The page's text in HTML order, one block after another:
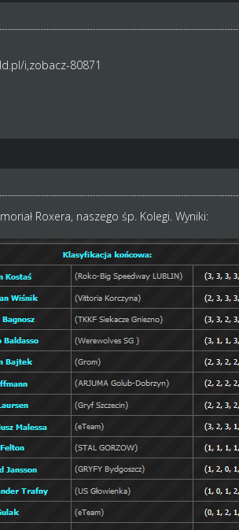
i,zobacz-80871
Roxera, naszego śp. Kolegi. Wyniki: